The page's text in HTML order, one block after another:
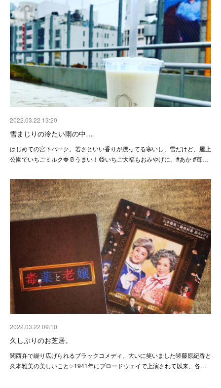
2022.03.22 13:20
雪まじりの冷たい雨の中…
はじめての宮下パーク。若さといい香りが漂ってる寒いし、雪だけど、屋上
公園でいちごミルク🍓🥛うまい！😋いちご大福もおみやげに。#あか #苺…
2022.03.22 09:10
久しぶりのお芝居。
関西弁で繰り広げられるブラックコメディ。大いに笑いました🤣藤原紀香と
久本雅美の美しいこと✨1941年にブロードウェイで上演されて以来、各…